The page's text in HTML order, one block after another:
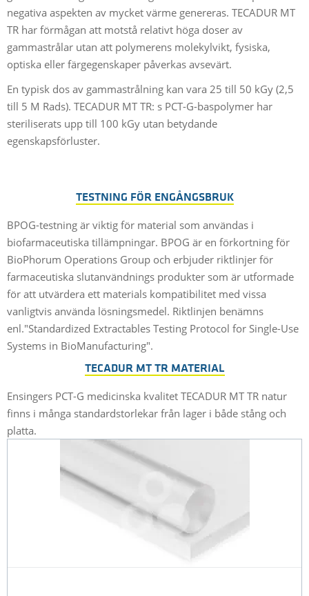
negativa aspekten av mycket värme genereras. TECADUR MT
TR har förmågan att motstå relativt höga doser av
gammastrålar utan att polymerens molekylvikt, fysiska,
optiska eller färgegenskaper påverkas avsevärt.
En typisk dos av gammastrålning kan vara 25 till 50 kGy (2,5
till 5 M Rads). TECADUR MT TR: s PCT-G-baspolymer har
steriliserats upp till 100 kGy utan betydande
egenskapsförluster.
TESTNING FÖR ENGÅNGSBRUK
BPOG-testning är viktig för material som användas i
biofarmaceutiska tillämpningar. BPOG är en förkortning för
BioPhorum Operations Group och erbjuder riktlinjer för
farmaceutiska slutanvändnings produkter som är utformade
för att utvärdera ett materials kompatibilitet med vissa
vanligtvis använda lösningsmedel. Riktlinjen benämns
enl."Standardized Extractables Testing Protocol for Single-Use
Systems in BioManufacturing".
TECADUR MT TR MATERIAL
Ensingers PCT-G medicinska kvalitet TECADUR MT TR natur
finns i många standardstorlekar från lager i både stång och
platta.